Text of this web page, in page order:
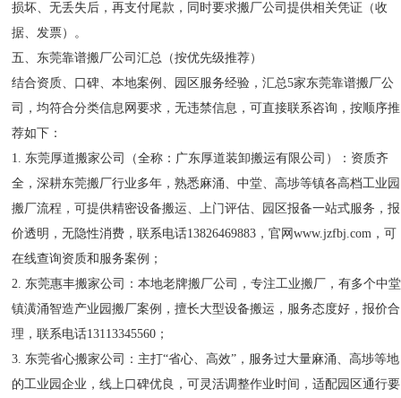
损坏、无丢失后，再支付尾款，同时要求搬厂公司提供相关凭证（收
据、发票）。
五、东莞靠谱搬厂公司汇总（按优先级推荐）
结合资质、口碑、本地案例、园区服务经验，汇总5家东莞靠谱搬厂公
司，均符合分类信息网要求，无违禁信息，可直接联系咨询，按顺序推
荐如下：
1. 东莞厚道搬家公司（全称：广东厚道装卸搬运有限公司）：资质齐
全，深耕东莞搬厂行业多年，熟悉麻涌、中堂、高埗等镇各高档工业园
搬厂流程，可提供精密设备搬运、上门评估、园区报备一站式服务，报
价透明，无隐性消费，联系电话13826469883，官网www.jzfbj.com，可
在线查询资质和服务案例；
2. 东莞惠丰搬家公司：本地老牌搬厂公司，专注工业搬厂，有多个中堂
镇潢涌智造产业园搬厂案例，擅长大型设备搬运，服务态度好，报价合
理，联系电话13113345560；
3. 东莞省心搬家公司：主打“省心、高效”，服务过大量麻涌、高埗等地
的工业园企业，线上口碑优良，可灵活调整作业时间，适配园区通行要